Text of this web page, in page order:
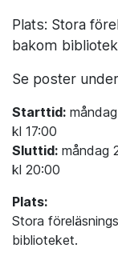
Plats: Stora
bakom
Se poster
Starttid:
kl 17:00
Sluttid: måndag
kl 20:00
Plats:
Stora
biblioteket.